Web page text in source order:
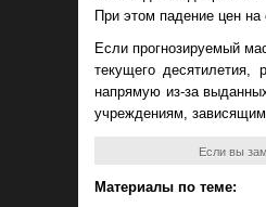
При этом падение цен
Если прогнозируемый
текущего десятилетия,
напрямую из-за
учреждениям, зависящим
Если вы
Материалы по теме: